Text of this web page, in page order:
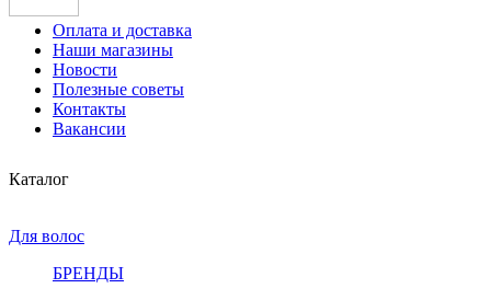
Оплата и доставка
Наши магазины
Новости
Полезные советы
Контакты
Вакансии
Каталог
Для волос
БРЕНДЫ